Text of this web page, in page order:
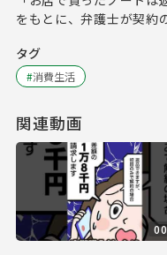
をもとに、弁護士が契約
タグ
#消費生活
関連動画